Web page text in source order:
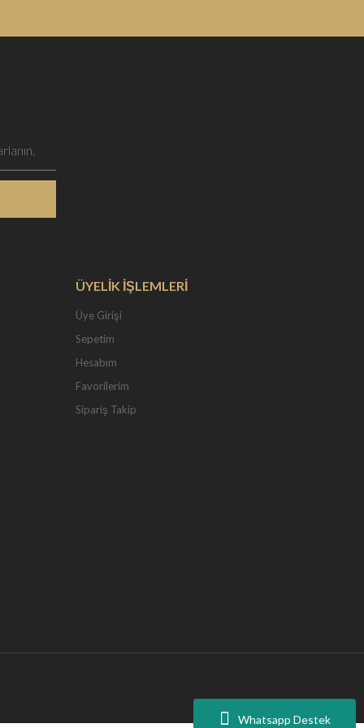
Whatsapp Destek
ÜYELİK İŞLEMLERİ
Üye Girişi
Sepetim
Hesabım
Favorilerim
Sipariş Takip